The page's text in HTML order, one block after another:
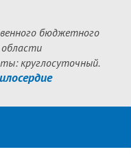
бюджетного
области
круглосуточный.